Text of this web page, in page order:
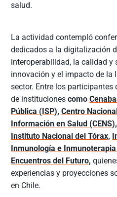
salud.
La actividad contempló
dedicados a la digitalización
interoperabilidad, la calidad y
innovación y el impacto de la
sector. Entre los participantes
de institucionescomo
Pública (ISP),Centro
Información en Salud (CENS),
Instituto Nacional del Tórax,
Inmunología e
Encuentros del Futuro,
experiencias y proyecciones
en Chile.